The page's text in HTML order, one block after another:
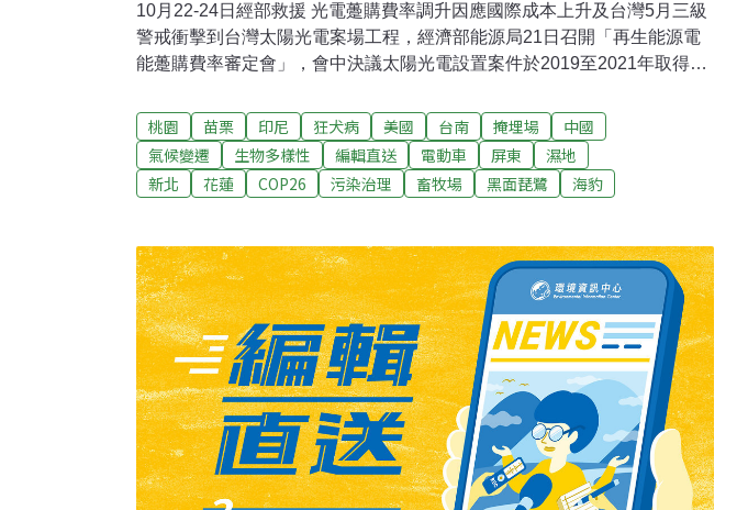
10月22-24日經部救援 光電躉購費率調升因應國際成本上升及台灣5月三級
警戒衝擊到台灣太陽光電案場工程，經濟部能源局21日召開「再生能源電
能躉購費率審定會」，會中決議太陽光電設置案件於2019至2021年取得同
（聯合報報導）拚2025年綠電達標 蔡英文：上任後太陽光電已增加4.3倍力
拚落實再生能源政策達標，經濟部訂定2025年再生能源發電占比20%政策
目標，預計2025年太陽能裝置容量達20GW，總統蔡英文今天在「雲林麥
寮天機太陽能電廠」啟用典禮上表示，自上任以來，太陽光電已增加4.3
務，未來要繼續努力，讓國內綠電大幅前進，與國際接軌。（自由財經報
導）
桃園 苗栗 印尼 狂犬病 美國 台南 掩埋場
中國
氣候變遷
生物多樣性 編輯直送 電動車 屏東
濕地
新北
花蓮 COP26 污染治理 畜牧場 黑面琵鷺 海豹